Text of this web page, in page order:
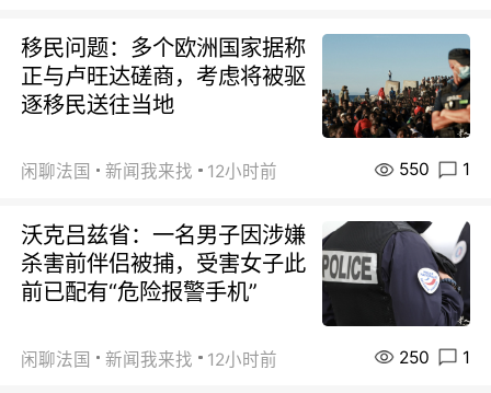
移民问题：多个欧洲国家据称
正与卢旺达磋商，考虑将被驱
逐移民送往当地
闲聊法国 新闻我来找 12小时前 550 1
沃克吕兹省：一名男子因涉嫌
杀害前伴侣被捕，受害女子此
前已配有“危险报警手机”
闲聊法国 新闻我来找 12小时前 250 1